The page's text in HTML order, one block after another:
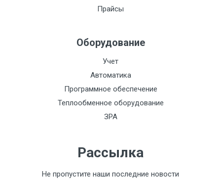
Прайсы
Оборудование
Учет
Автоматика
Программное обеспечение
Теплообменное оборудование
ЗРА
Рассылка
Не пропустите наши последние новости